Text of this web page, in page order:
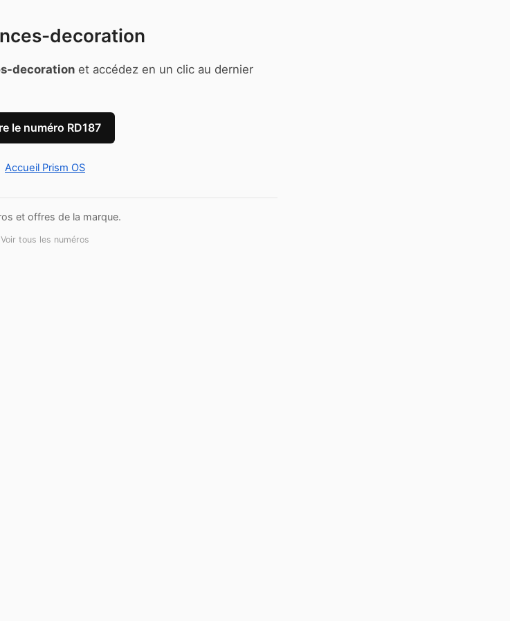
decoration
decoration et accédez en un clic au dernier
le numéro RD187
Accueil Prism OS
et offres de la marque.
Voir tous les numéros